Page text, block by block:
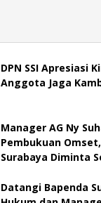
DPN SSI Apresiasi
Anggota Jaga
Manager AG Ny
Pembukuan
Surabaya Diminta
Datangi Bapenda